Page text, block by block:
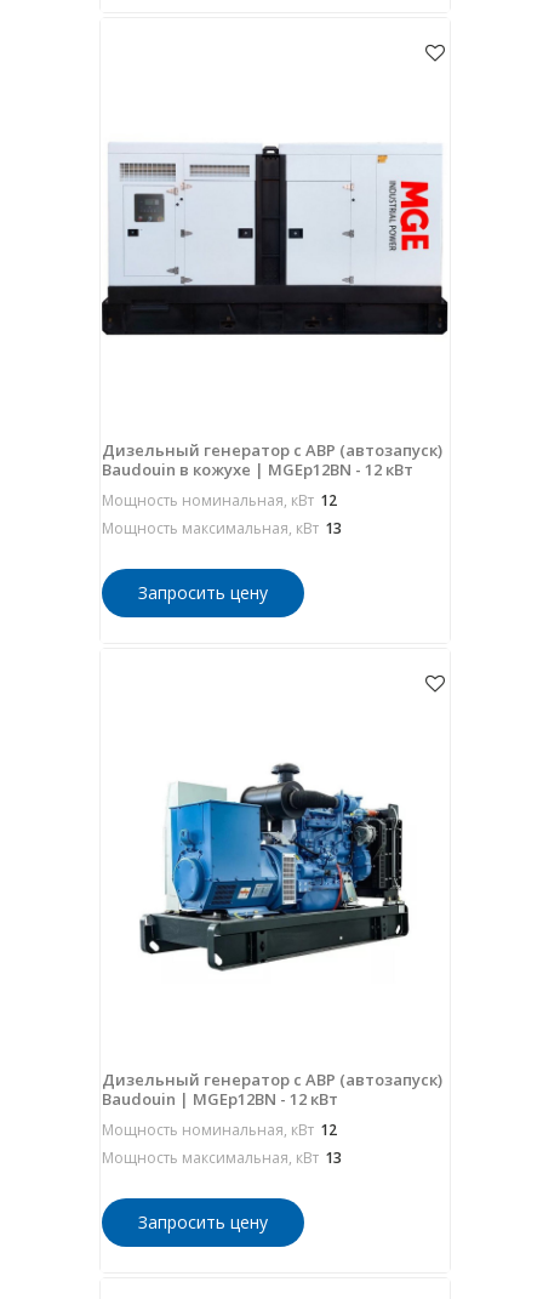
Дизельный генератор с АВР (автозапуск)
Baudouin в кожухе | MGEp12BN - 12 кВт
Мощность номинальная, кВт 12
Мощность максимальная, кВт 13
Запросить цену
Дизельный генератор с АВР (автозапуск)
Baudouin | MGEp12BN - 12 кВт
Мощность номинальная, кВт 12
Мощность максимальная, кВт 13
Запросить цену